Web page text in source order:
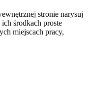
stronie narysuj
środkach proste
miejscach pracy,